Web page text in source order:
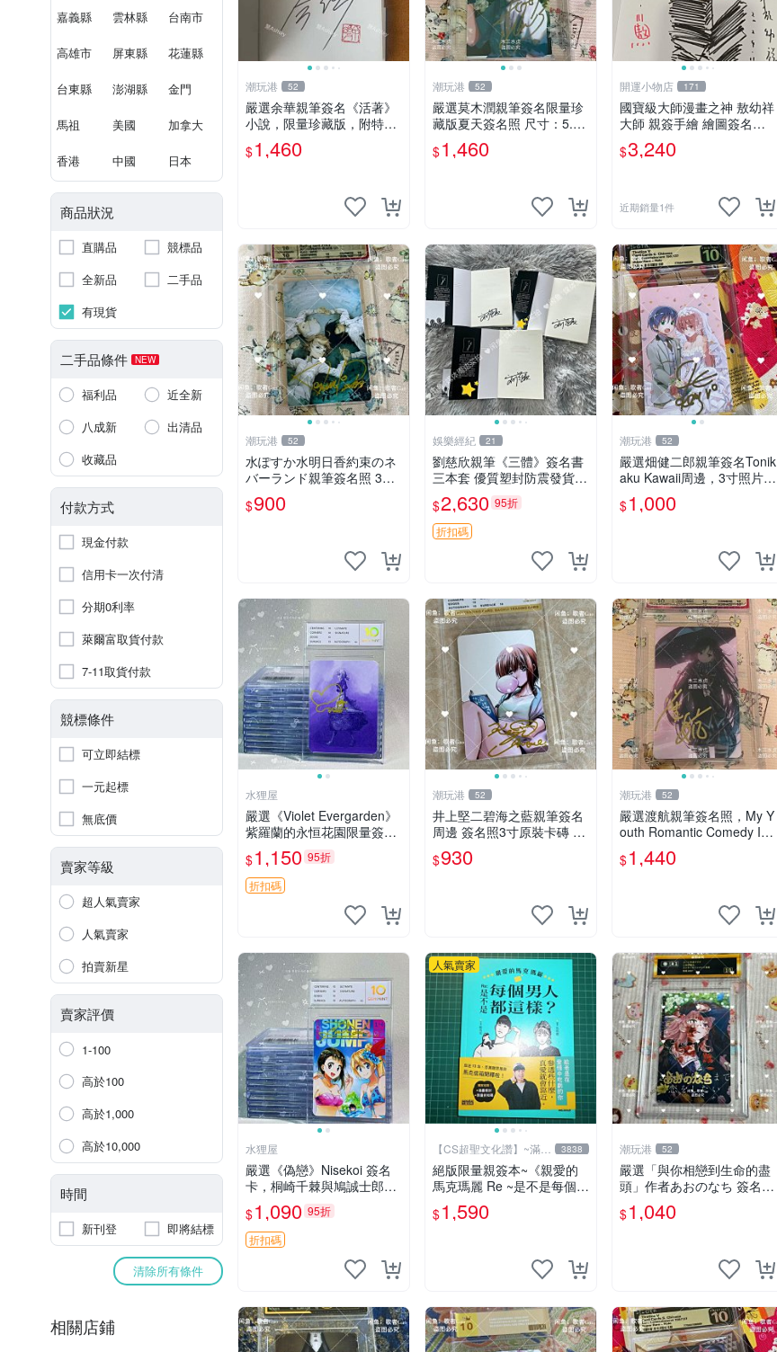
嘉義縣 雲林縣 台南市
高雄市 屏東縣 花蓮縣
台東縣 澎湖縣 金門
馬祖 美國 加拿大
香港 中國 日本
商品狀況
直購品
競標品
全新品
二手品
有現貨
二手品條件 NEW
福利品
近全新
八成新
出清品
收藏品
付款方式
現金付款
信用卡一次付清
分期0利率
萊爾富取貨付款
7-11取貨付款
競標條件
可立即結標
一元起標
無底價
賣家等級
超人氣賣家
人氣賣家
拍賣新星
賣家評價
1-100
高於100
高於1,000
高於10,000
時間
新刊登 即將結標
清除所有條件
相關店鋪
潮玩港 52
嚴選余華親筆簽名《活著》
小說，限量珍藏版，附特有
印章。 活著 小說 簽名書
$1,460
潮玩港 52
嚴選莫木潤親筆簽名限量珍
藏版夏天簽名照 尺寸：5.5×
8.4公分 附原裝相框 推薦收
藏家必備 《光死去的夏天》
$1,460
開運小物店 171
國寶級大師漫畫之神 敖幼祥
大師 親簽手繪 繪圖簽名書
機會難得敖大師一輩子繪圖
創作多年有一句老師最金典
$3,240
近期銷量1件
潮玩港 52
水ぽすか水明日香約束のネ
バーランド親筆簽名照 3寸
周邊照片 面簽正品 簽名照
周邊
$900
娛樂經紀 21
劉慈欣親筆《三體》簽名書
三本套 優質塑封防震發貨
正版收藏推薦 三體 經典 科
幻小說
$2,630 95折
折扣碼
潮玩港 52
嚴選畑健二郎親筆簽名Tonik
aku Kawaii周邊，3寸照片含
原裝卡匣。收藏家直供，保
真可靠。 Tonikaku Kawaii
$1,000
水狸屋
嚴選《Violet Evergarden》
紫羅蘭的永恒花園限量簽名
卡，3寸帶原裝卡磚 日本中
古收藏推薦 薇爾莉特 曜佳
奈 筆記本
$1,150 95折
折扣碼
潮玩港 52
井上堅二碧海之藍親筆簽名
周邊 簽名照3寸原裝卡磚 親
筆、收藏、簽名照
$930
潮玩港 52
嚴選渡航親筆簽名照，My Y
outh Romantic Comedy Is
Wrong限量收藏版 青春戀愛
物語 原創 漫畫周邊
$1,440
水狸屋
嚴選《偽戀》Nisekoi 簽名
卡，桐崎千棘與鳩誠士郎精
美周邊，3寸日版中古帶原
裝卡磚，國內直郵 偽戀 Nis
ekoi 簽名卡 桐崎千棘
$1,090 95折
折扣碼
人氣賣家
【CS超聖文化讚】~滿千
元送運
3838
絕版限量親簽本~《親愛的
馬克瑪麗 Re ~是不是每個男
人都這樣？（附贈快速通關
信封）》附書腰 歐馬克 吳
$1,590
潮玩港 52
嚴選「與你相戀到生命的盡
頭」作者あおのなち 簽名照
片 3寸原裝卡磚 親筆簽名照
收藏佳品 周邊限定 照片拍
$1,040